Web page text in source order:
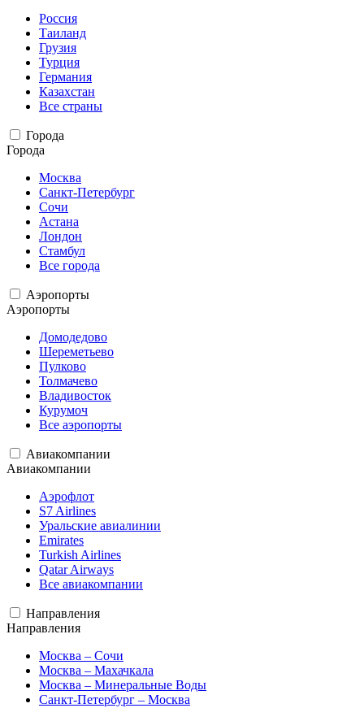
Россия
Таиланд
Грузия
Турция
Германия
Казахстан
Все страны
Города
Города
Москва
Санкт-Петербург
Сочи
Астана
Лондон
Стамбул
Все города
Аэропорты
Аэропорты
Домодедово
Шереметьево
Пулково
Толмачево
Владивосток
Курумоч
Все аэропорты
Авиакомпании
Авиакомпании
Аэрофлот
S7 Airlines
Уральские авиалинии
Emirates
Turkish Airlines
Qatar Airways
Все авиакомпании
Направления
Направления
Москва – Сочи
Москва – Махачкала
Москва – Минеральные Воды
Санкт-Петербург – Москва